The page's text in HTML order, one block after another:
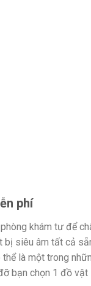
phí
khám tư để
bị siêu âm tất cả
là một trong
bạn chọn 1 đồ vật